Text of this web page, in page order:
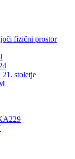
fizični prostor
stoletje